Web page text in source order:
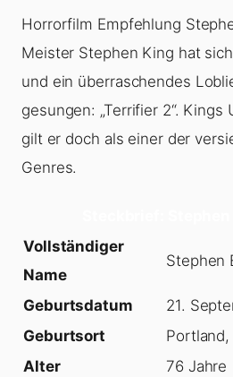
Horrorfilm Empfehlung
Meister Stephen King hat
und ein überraschendes
gesungen: „Terrifier 2“.
gilt er doch als einer der
Genres.
Vollständiger
Name
Stephen
Geburtsdatum
21.
Geburtsort
Alter
76 Jahre